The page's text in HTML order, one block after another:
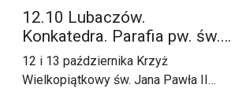
12.10 Lubaczów.
Konkatedra. Parafia pw. św.
Stanisława BM
12 i 13 października Krzyż
Wielkopiątkowy św. Jana Pawła II